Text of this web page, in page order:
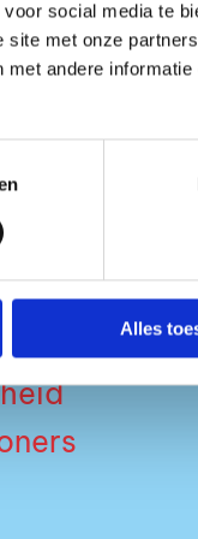
social media te
site met onze
andere informatie
Alles
tours